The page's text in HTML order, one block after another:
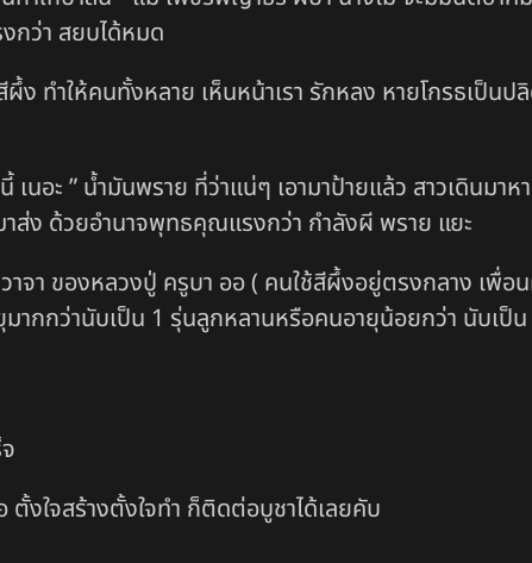
กว่า สยบได้หมด
ทำให้คนทั้งหลาย เห็นหน้าเรา รักหลง หายโกรธเป็นป
อะ ” น้ำมันพราย ที่ว่าแน่ๆ เอามาป้ายแล้ว สาวเดินม
ส่ง ด้วยอำนาจพุทธคุณแรงกว่า กำลังผี พราย แยะ
จา ของหลวงปู่ ครูบา ออ ( คนใช้สีผึ้งอยู่ตรงกลาง เพื่อ
ากกว่านับเป็น 1 รุ่นลูกหลานหรือคนอายุน้อยกว่า นับเป็
งใจสร้างตั้งใจทำ ก็ติดต่อบูชาได้เลยคับ